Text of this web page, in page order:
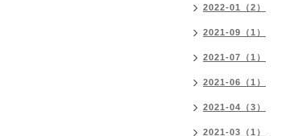
2022-01（2）
2021-09（1）
2021-07（1）
2021-06（1）
2021-04（3）
2021-03（1）